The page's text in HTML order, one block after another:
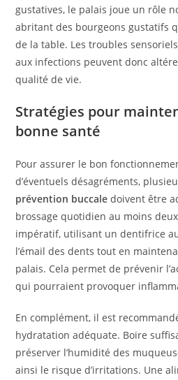
gustatives, le palais joue un rôle
abritant des bourgeons gustatifs
de la table. Les troubles
aux infections peuvent donc
qualité de vie.
Stratégies pour
bonne santé
Pour assurer le bon
d’éventuels désagréments,
prévention buccale doivent être
brossage quotidien au moins
impératif, utilisant un dentifrice
l’émail des dents tout en
palais. Cela permet de prévenir
qui pourraient provoquer
En complément, il est
hydratation adéquate. Boire
préserver l’humidité des
ainsi le risque d’irritations. Une